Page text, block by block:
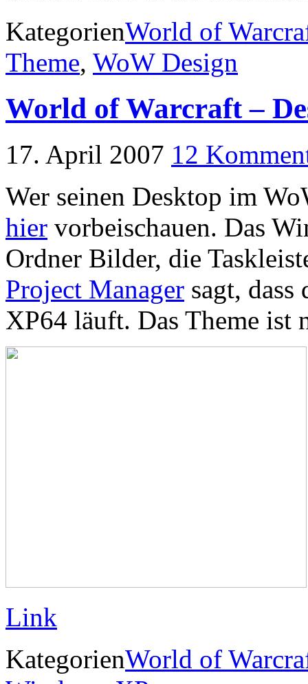
KategorienWorld of
Theme, WoW Design
World of Warcraft –
17. April 2007 12
Wer seinen Desktop im
hier vorbeischauen. Das
Ordner Bilder, die
Project Manager sagt, dass
XP64 läuft. Das Theme
Link
KategorienWorld of